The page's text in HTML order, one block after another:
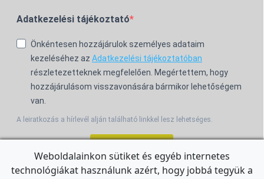
Adatkezelési tájékoztató
Önkéntesen hozzájárulok személyes adataim
kezeléséhez az Adatkezelési tájékoztatóban
részletezetteknek megfelelően. Megértettem, hogy
hozzájárulásom visszavonására bármikor lehetőségem
van.
A leiratkozás a hírlevél alján található linkkel lesz lehetséges.
Weboldalainkon sütiket és egyéb internetes
technológiákat használunk azért, hogy jobbá tegyük a